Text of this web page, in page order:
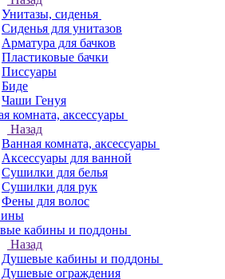
Унитазы, сиденья
Сиденья для унитазов
Арматура для бачков
Пластиковые бачки
Писсуары
Биде
Чаши Генуя
комната, аксессуары
Назад
Ванная комната, аксессуары
Аксессуары для ванной
Сушилки для белья
Сушилки для рук
Фены для волос
кабины и поддоны
Назад
Душевые кабины и поддоны
Душевые ограждения